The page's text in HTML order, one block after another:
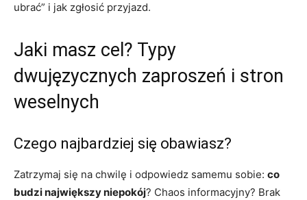
ubrać” i jak zgłosić przyjazd.
Jaki masz cel? Typy
dwujęzycznych zaproszeń i stron
weselnych
Czego najbardziej się obawiasz?
Zatrzymaj się na chwilę i odpowiedz samemu sobie: co
budzi największy niepokój? Chaos informacyjny? Brak